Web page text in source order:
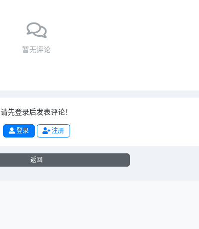
暂无评论
请先登录后发表评论！
登录 注册
返回